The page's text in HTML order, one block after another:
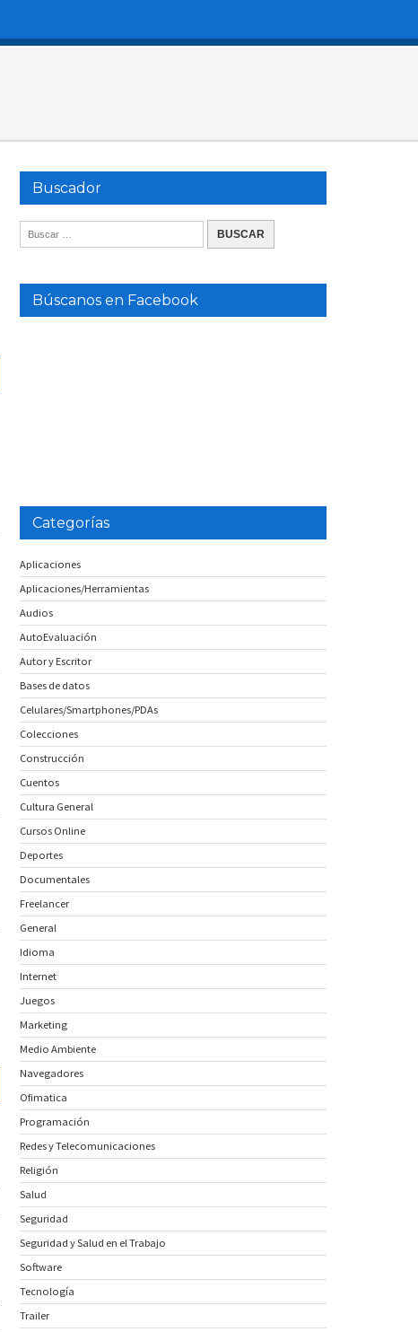
Buscador
Búscanos en Facebook
Categorías
Aplicaciones
Aplicaciones/Herramientas
Audios
AutoEvaluación
Autor y Escritor
Bases de datos
Celulares/Smartphones/PDAs
Colecciones
Construcción
Cuentos
Cultura General
Cursos Online
Deportes
Documentales
Freelancer
General
Idioma
Internet
Juegos
Marketing
Medio Ambiente
Navegadores
Ofimatica
Programación
Redes y Telecomunicaciones
Religión
Salud
Seguridad
Seguridad y Salud en el Trabajo
Software
Tecnología
Trailer